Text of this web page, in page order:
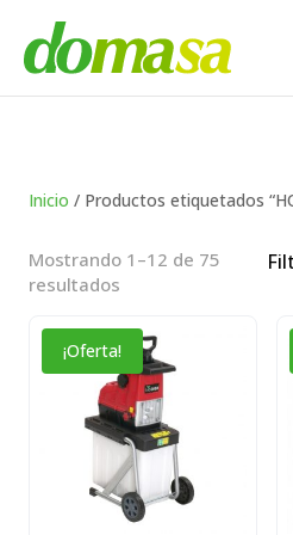
productos
Inicio / Productos etiquetados
Mostrando 1–12 de 75
resultados
popularidad
¡Oferta!